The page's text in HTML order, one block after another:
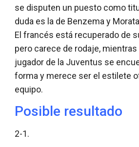
se disputen un puesto como
duda es la de Benzema y
El francés está recuperado de
pero carece de rodaje, mientras
jugador de la Juventus se
forma y merece ser el estilete
equipo.
Posible resultado
2-1.